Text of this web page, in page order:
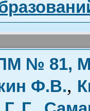
№ 81,
Ф.В.,